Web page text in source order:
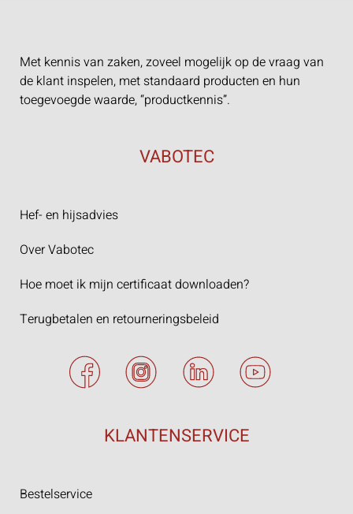
Met kennis van zaken, zoveel mogelijk op de vraag van
de klant inspelen, met standaard producten en hun
toegevoegde waarde, “productkennis”.
VABOTEC
Hef- en hijsadvies
Over Vabotec
Hoe moet ik mijn certificaat downloaden?
Terugbetalen en retourneringsbeleid
KLANTENSERVICE
Bestelservice